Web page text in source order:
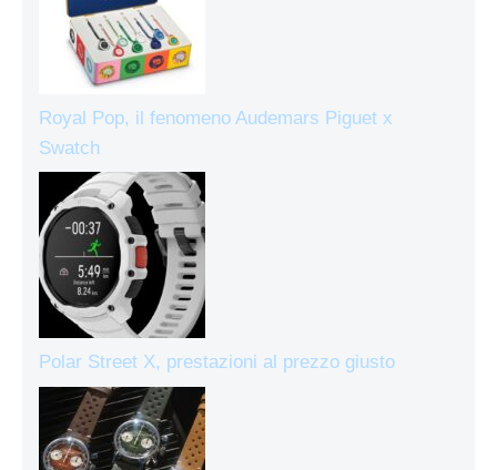
Royal Pop, il fenomeno Audemars Piguet x
Swatch
Polar Street X, prestazioni al prezzo giusto